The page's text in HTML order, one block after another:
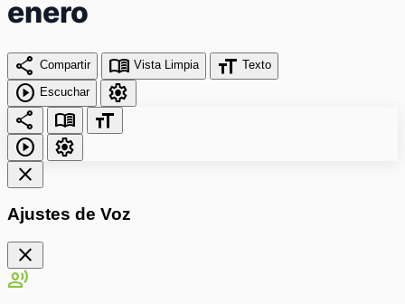
enero
share Compartir menu_book Vista Limpia format_size Texto
play_circle Escuchar
settings
share
menu_book
format_size
play_circle
settings
close
Ajustes de Voz
close
record_voice_over